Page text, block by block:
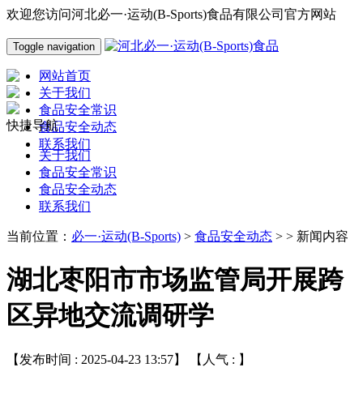
欢迎您访问河北必一·运动(B-Sports)食品有限公司官方网站
Toggle navigation
网站首页
关于我们
食品安全常识
食品安全动态
联系我们
快捷导航
关于我们
食品安全常识
食品安全动态
联系我们
当前位置： 必一·运动(B-Sports) > 食品安全动态 > > 新闻内容
湖北枣阳市市场监管局开展跨
区异地交流调研学
【发布时间 : 2025-04-23 13:57】 【人气 : 】